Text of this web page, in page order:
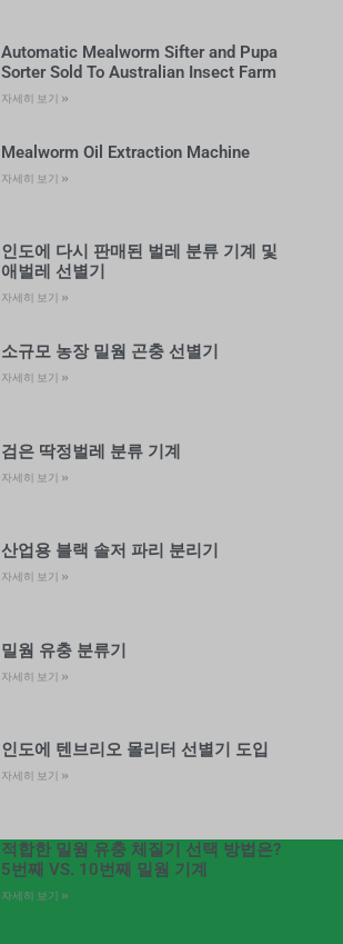
Automatic Mealworm Sifter and Pupa
Sorter Sold To Australian Insect Farm
자세히 보기 »
Mealworm Oil Extraction Machine
자세히 보기 »
인도에 다시 판매된 벌레 분류 기계 및
애벌레 선별기
자세히 보기 »
소규모 농장 밀웜 곤충 선별기
자세히 보기 »
검은 딱정벌레 분류 기계
자세히 보기 »
산업용 블랙 솔저 파리 분리기
자세히 보기 »
밀웜 유충 분류기
자세히 보기 »
인도에 텐브리오 몰리터 선별기 도입
자세히 보기 »
적합한 밀웜 유충 체질기 선택 방법은?
5번째 VS. 10번째 밀웜 기계
자세히 보기 »